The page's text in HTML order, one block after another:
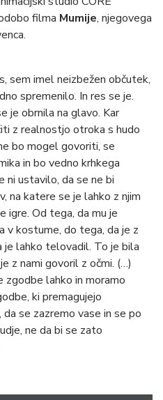
filma Mumije, njegovega
sem imel neizbežen občutek,
spremenilo. In res se je.
je obrnila na glavo. Kar
z realnostjo otroka s hudo
bo mogel govoriti, se
in bo vedno krhkega
ni ustavilo, da se ne bi
na katere se je lahko z njim
igre. Od tega, da mu je
v kostume, do tega, da je z
je lahko telovadil. To je bila
z nami govoril z očmi. (…)
zgodbe lahko in moramo
ki premagujejo
se zazremo vase in se po
ne da bi se zato